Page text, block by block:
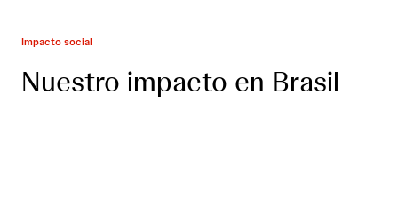
Impacto social
Nuestro impacto en Brasil